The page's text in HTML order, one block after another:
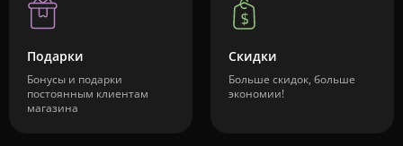
Подарки
Бонусы и подарки
постоянным клиентам
магазина
Скидки
Больше скидок, больше
экономии!